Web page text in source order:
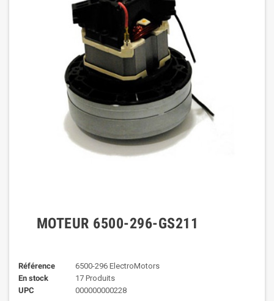
MOTEUR 6500-296-GS211
Référence
6500-296 ElectroMotors
En stock
17 Produits
UPC
000000000228